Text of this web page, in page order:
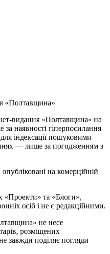
«Полтавщина»
видання «Полтавщина» на
за наявності гіперпосилання
індексації пошуковими
— лише за погодженням з
опубліковані на комерційній
«Проекти» та «Блоги»,
осіб і не є редакційними.
не несе
розміщених
завжди поділяє погляди